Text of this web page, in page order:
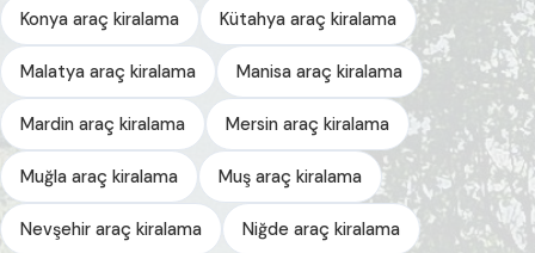
Konya araç kiralama Kütahya araç kiralama
Malatya araç kiralama Manisa araç kiralama
Mardin araç kiralama Mersin araç kiralama
Muğla araç kiralama Muş araç kiralama
Nevşehir araç kiralama Niğde araç kiralama